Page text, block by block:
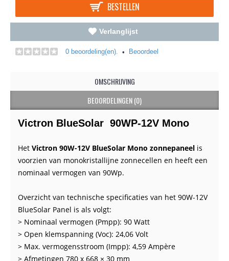
BESTELLEN
Verlanglijst
0 beoordeling(en). • Beoordeel
OMSCHRIJVING
BEOORDELINGEN (0)
Victron BlueSolar 90WP-12V Mono
Het Victron 90W-12V BlueSolar Mono zonnepaneel is
voorzien van monokristallijne zonnecellen en heeft een
nominaal vermogen van 90Wp.
Overzicht van technische specificaties van het 90W-12V
BlueSolar Panel is als volgt:
> Nominaal vermogen (Pmpp): 90 Watt
> Open klemspanning (Voc): 24,06 Volt
> Max. vermogensstroom (Impp): 4,59 Ampère
> Afmetingen 780 x 668 × 30 mm